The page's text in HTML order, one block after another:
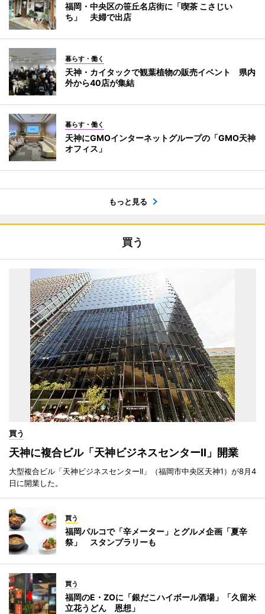
福岡・中央区の笹丘名店街に「喫茶 こさじい
ち」 夫婦で出店
暮らす・働く
天神・カイタックで観葉植物の販売イベント 県内
外から40店が集結
暮らす・働く
天神にGMOインターネットグループの「GMO天神
オフィス」
もっと見る
買う
買う
天神に複合ビル「天神ビジネスセンターII」開業
大型複合ビル「天神ビジネスセンターII」（福岡市中央区天神1）が8月4
日に開業した。
買う
福岡パルコで「辛メーター」とグルメ企画「夏辛
祭」 スタンプラリーも
買う
福岡のE・ZOに「銀だこハイボール酒場」「久留米
立花うどん 恩想」